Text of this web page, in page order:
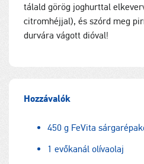
tálald görög joghurttal
citromhéjjal), és szórd meg
durvára vágott dióval!
Hozzávalók
450 g FeVita
1 evőkanál olívaolaj